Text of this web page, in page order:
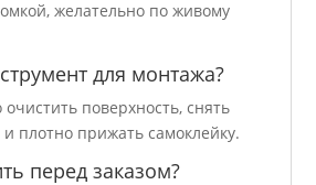
желательно по живому
для монтажа?
очистить поверхность, снять
плотно прижать самоклейку.
перед заказом?